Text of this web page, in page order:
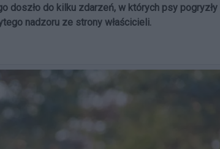
doszło do kilku zdarzeń, w których psy pogryzły
nadzoru ze strony właścicieli.